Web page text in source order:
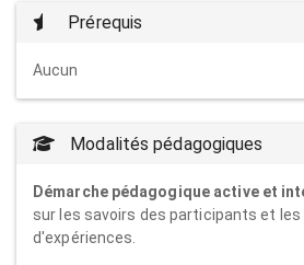
Prérequis
Aucun
Modalités pédagogiques
Démarche pédagogique active et
sur les savoirs des participants et les
d'expériences.